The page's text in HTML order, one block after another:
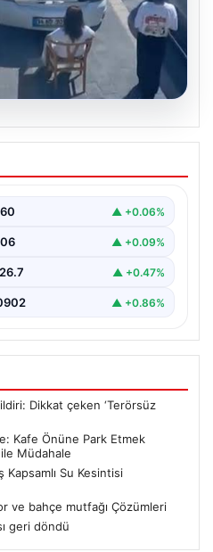
Engelleme: Kafe
Sürücüye
bir olay, gündeme damgasını
▲ +0.06%
▲ +0.09%
▲ +0.47%
▲ +0.86%
Dikkat çeken ‘Terörsüz
Kafe Önüne Park Etmek
Müdahale
Kapsamlı Su Kesintisi
ve bahçe mutfağı Çözümleri
geri döndü